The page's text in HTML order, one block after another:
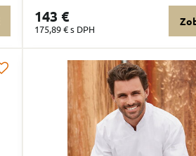
143 €
175,89 €s DPH